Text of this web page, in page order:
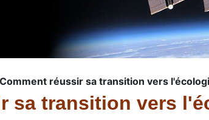
Comment réussir sa transition vers
sa transition vers